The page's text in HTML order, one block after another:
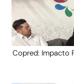
Copred: Impacto